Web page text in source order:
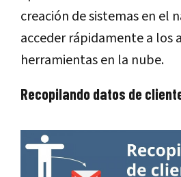
creación de sistemas en el
acceder rápidamente a los
herramientas en la nube.
Recopilando datos de